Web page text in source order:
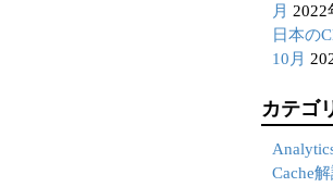
月 2022
日本の
10月
カテゴ
Cache解